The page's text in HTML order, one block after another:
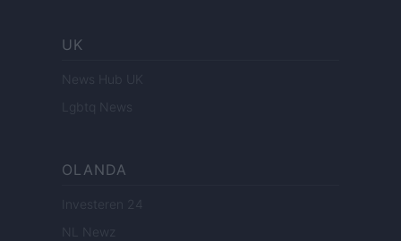
UK
News Hub UK
Lgbtq News
OLANDA
Investeren 24
NL Newz